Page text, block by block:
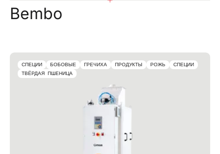
Bembo
СПЕЦИИ БОБОВЫЕ ГРЕЧИХА ПРОДУКТЫ РОЖЬ
СПЕЦИИ
ТВЁРДАЯ ПШЕНИЦА